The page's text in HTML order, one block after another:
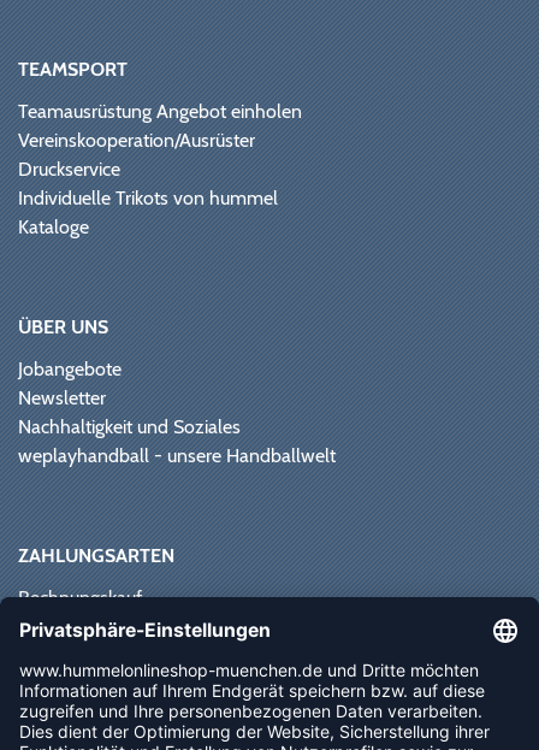
TEAMSPORT
Teamausrüstung Angebot einholen
Vereinskooperation/Ausrüster
Druckservice
Individuelle Trikots von hummel
Kataloge
ÜBER UNS
Jobangebote
Newsletter
Nachhaltigkeit und Soziales
weplayhandball - unsere Handballwelt
ZAHLUNGSARTEN
Rechnungskauf
Paypal
Vorkasse
Sofortüberweisung